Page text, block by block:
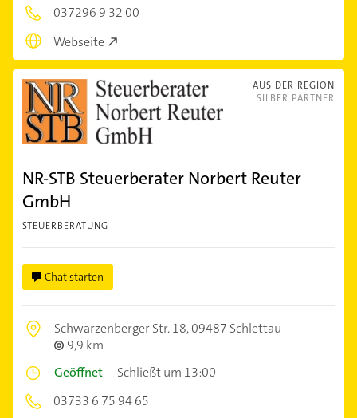
037296 9 32 00
Webseite
AUS DER REGION
SILBER PARTNER
NR-STB Steuerberater Norbert Reuter
GmbH
STEUERBERATUNG
Chat starten
Schwarzenberger Str. 18,09487 Schlettau
9,9 km
Geöffnet –Schließt um 13:00
03733 6 75 94 65